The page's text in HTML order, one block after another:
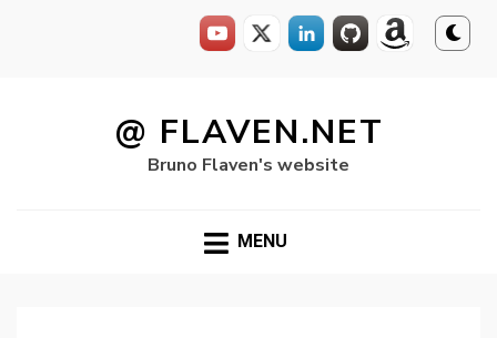
@ FLAVEN.NET
Bruno Flaven's website
MENU